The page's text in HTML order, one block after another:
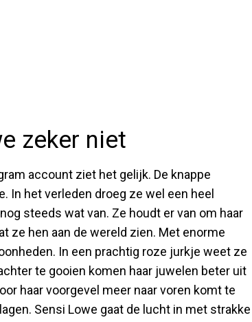
zeker niet
account ziet het gelijk. De knappe
In het verleden droeg ze wel een heel
steeds wat van. Ze houdt er van om haar
ze hen aan de wereld zien. Met enorme
In een prachtig roze jurkje weet ze
te gooien komen haar juwelen beter uit
haar voorgevel meer naar voren komt te
Sensi Lowe gaat de lucht in met strakke